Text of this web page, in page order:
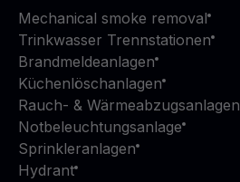
Mechanical smoke removal
Trinkwasser Trennstationen
Brandmeldeanlagen
Küchenlöschanlagen
Rauch- & Wärmeabzugsanlagen
Notbeleuchtungsanlage
Sprinkleranlagen
Hydrant